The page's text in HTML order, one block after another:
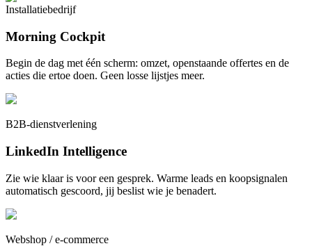
Installatiebedrijf
Morning Cockpit
Begin de dag met één scherm: omzet, openstaande offertes en de
acties die ertoe doen. Geen losse lijstjes meer.
B2B-dienstverlening
LinkedIn Intelligence
Zie wie klaar is voor een gesprek. Warme leads en koopsignalen
automatisch gescoord, jij beslist wie je benadert.
Webshop / e-commerce